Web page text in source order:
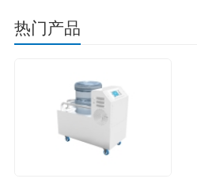
热门产品